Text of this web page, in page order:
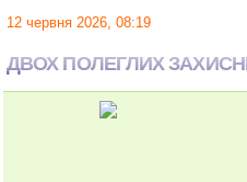
12 червня 2026, 08:19
ДВОХ ПОЛЕГЛИХ